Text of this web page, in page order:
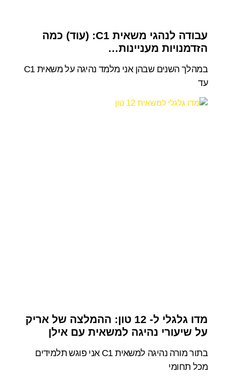
עבודה לנהגי משאית C1: (עוד) כמה
הזדמנויות מעניינות…
במהלך השנים שבהן אני מלמד נהיגה על משאית C1
עד
מדו גלגלי ל- 12 טון: ההמלצה של אריק
על שיעורי נהיגה למשאית עם אילן
בתור מורה נהיגה למשאית C1 אני פוגש תלמידים
מכל תחומי